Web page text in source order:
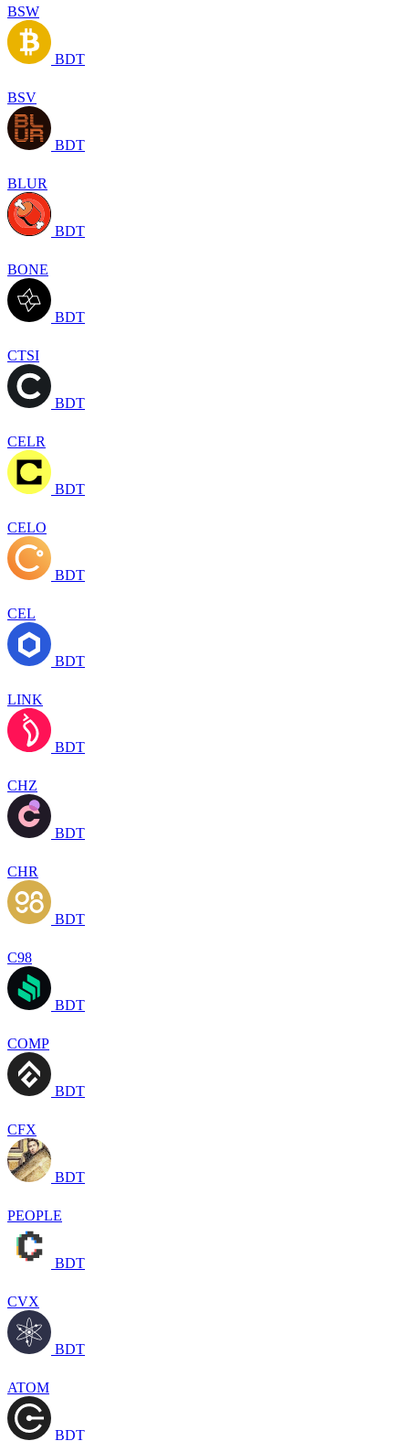
BSW
BDT
BSV
BDT
BLUR
BDT
BONE
BDT
CTSI
BDT
CELR
BDT
CELO
BDT
CEL
BDT
LINK
BDT
CHZ
BDT
CHR
BDT
C98
BDT
COMP
BDT
CFX
BDT
PEOPLE
BDT
CVX
BDT
ATOM
BDT